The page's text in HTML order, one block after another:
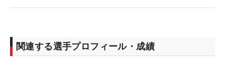
関連する選手プロフィール・成績